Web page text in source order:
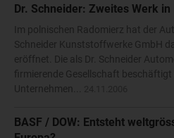
Dr. Schneider: Zweites Werk
Im polnischen Radomierz hat der
Schneider Kunststoffwerke GmbH
eröffnet. Die als Dr. Schneider
firmierende Gesellschaft
Unternehmen...
BASF / DOW: Entsteht